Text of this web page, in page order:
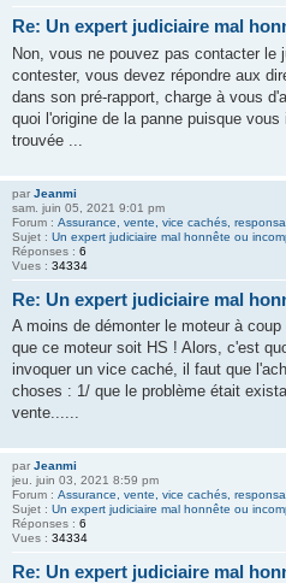
Re: Un expert judiciaire mal
Non, vous ne pouvez pas contacter le
contester, vous devez répondre aux
dans son pré-rapport, charge à vous
quoi l'origine de la panne puisque
trouvée ...
par Jeanmi
sam. juin 05, 2021 9:01 pm
Forum : Assurance, vente, vice cachés,
Sujet : Un expert judiciaire mal honnête ou
Réponses : 6
Vues : 34334
Re: Un expert judiciaire mal
A moins de démonter le moteur à
que ce moteur soit HS ! Alors, c'est
invoquer un vice caché, il faut que
choses : 1/ que le problème était
vente......
par Jeanmi
jeu. juin 03, 2021 8:59 pm
Forum : Assurance, vente, vice cachés,
Sujet : Un expert judiciaire mal honnête ou
Réponses : 6
Vues : 34334
Re: Un expert judiciaire mal